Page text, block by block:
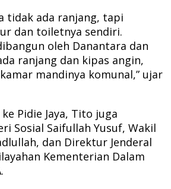
tidak ada ranjang, tapi
dan toiletnya sendiri.
oleh Danantara dan
ranjang dan kipas angin,
mandinya komunal,” ujar
Pidie Jaya, Tito juga
Sosial Saifullah Yusuf, Wakil
dan Direktur Jenderal
Kementerian Dalam